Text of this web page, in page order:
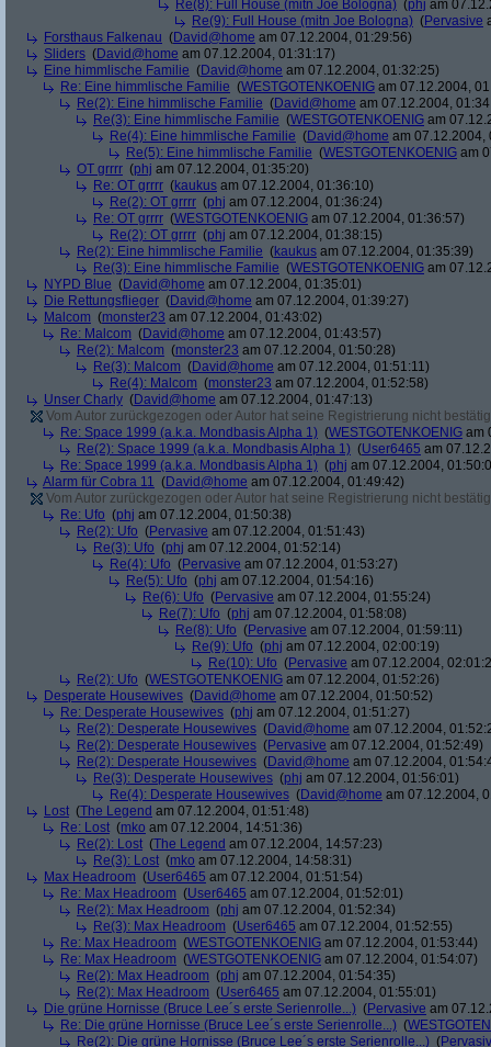
Re(8): Full House (mitn Joe Bologna) (phj am
Re(9): Full House (mitn Joe Bologna) (Pervasive
Forsthaus Falkenau (David@home am 07.12.2004, 01:29:56)
Sliders (David@home am 07.12.2004, 01:31:17)
Eine himmlische Familie (David@home am 07.12.2004, 01:32:25)
Re: Eine himmlische Familie (WESTGOTENKOENIG am 07.12.2004,
Re(2): Eine himmlische Familie (David@home am 07.12.2004,
Re(3): Eine himmlische Familie (WESTGOTENKOENIG am
Re(4): Eine himmlische Familie (David@home am 07.12.2004,
Re(5): Eine himmlische Familie (WESTGOTENKOENIG am
OT grrrr (phj am 07.12.2004, 01:35:20)
Re: OT grrrr (kaukus am 07.12.2004, 01:36:10)
Re(2): OT grrrr (phj am 07.12.2004, 01:36:24)
Re: OT grrrr (WESTGOTENKOENIG am 07.12.2004, 01:36:57)
Re(2): OT grrrr (phj am 07.12.2004, 01:38:15)
Re(2): Eine himmlische Familie (kaukus am 07.12.2004, 01:35:39)
Re(3): Eine himmlische Familie (WESTGOTENKOENIG am
NYPD Blue (David@home am 07.12.2004, 01:35:01)
Die Rettungsflieger (David@home am 07.12.2004, 01:39:27)
Malcom (monster23 am 07.12.2004, 01:43:02)
Re: Malcom (David@home am 07.12.2004, 01:43:57)
Re(2): Malcom (monster23 am 07.12.2004, 01:50:28)
Re(3): Malcom (David@home am 07.12.2004, 01:51:11)
Re(4): Malcom (monster23 am 07.12.2004, 01:52:58)
Unser Charly (David@home am 07.12.2004, 01:47:13)
Vom Autor zurückgezogen oder Autor hat seine Registrierung nicht
Re: Space 1999 (a.k.a. Mondbasis Alpha 1) (WESTGOTENKOENIG am
Re(2): Space 1999 (a.k.a. Mondbasis Alpha 1) (User6465 am
Re: Space 1999 (a.k.a. Mondbasis Alpha 1) (phj am 07.12.2004,
Alarm für Cobra 11 (David@home am 07.12.2004, 01:49:42)
Vom Autor zurückgezogen oder Autor hat seine Registrierung nicht
Re: Ufo (phj am 07.12.2004, 01:50:38)
Re(2): Ufo (Pervasive am 07.12.2004, 01:51:43)
Re(3): Ufo (phj am 07.12.2004, 01:52:14)
Re(4): Ufo (Pervasive am 07.12.2004, 01:53:27)
Re(5): Ufo (phj am 07.12.2004, 01:54:16)
Re(6): Ufo (Pervasive am 07.12.2004, 01:55:24)
Re(7): Ufo (phj am 07.12.2004, 01:58:08)
Re(8): Ufo (Pervasive am 07.12.2004, 01:59:11)
Re(9): Ufo (phj am 07.12.2004, 02:00:19)
Re(10): Ufo (Pervasive am 07.12.2004,
Re(2): Ufo (WESTGOTENKOENIG am 07.12.2004, 01:52:26)
Desperate Housewives (David@home am 07.12.2004, 01:50:52)
Re: Desperate Housewives (phj am 07.12.2004, 01:51:27)
Re(2): Desperate Housewives (David@home am 07.12.2004,
Re(2): Desperate Housewives (Pervasive am 07.12.2004, 01:52:49)
Re(2): Desperate Housewives (David@home am 07.12.2004,
Re(3): Desperate Housewives (phj am 07.12.2004, 01:56:01)
Re(4): Desperate Housewives (David@home am 07.12.2004,
Lost (The Legend am 07.12.2004, 01:51:48)
Re: Lost (mko am 07.12.2004, 14:51:36)
Re(2): Lost (The Legend am 07.12.2004, 14:57:23)
Re(3): Lost (mko am 07.12.2004, 14:58:31)
Max Headroom (User6465 am 07.12.2004, 01:51:54)
Re: Max Headroom (User6465 am 07.12.2004, 01:52:01)
Re(2): Max Headroom (phj am 07.12.2004, 01:52:34)
Re(3): Max Headroom (User6465 am 07.12.2004, 01:52:55)
Re: Max Headroom (WESTGOTENKOENIG am 07.12.2004, 01:53:44)
Re: Max Headroom (WESTGOTENKOENIG am 07.12.2004, 01:54:07)
Re(2): Max Headroom (phj am 07.12.2004, 01:54:35)
Re(2): Max Headroom (User6465 am 07.12.2004, 01:55:01)
Die grüne Hornisse (Bruce Lee´s erste Serienrolle...) (Pervasive am
Re: Die grüne Hornisse (Bruce Lee´s erste Serienrolle...) (
Re(2): Die grüne Hornisse (Bruce Lee´s erste Serienrolle...) (